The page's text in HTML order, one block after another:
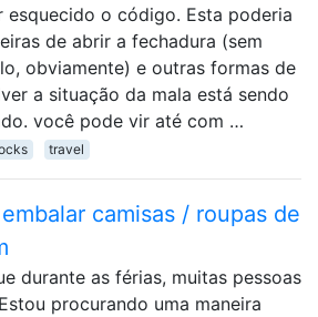
esquecido o código. Esta poderia
de abrir a fechadura (sem
obviamente) e outras formas de
a situação da mala está sendo
você pode vir até com …
travel
camisas / roupas de
durante as férias, muitas pessoas
procurando uma maneira